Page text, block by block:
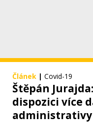
Článek | Covid-19
Štěpán
dispozici více